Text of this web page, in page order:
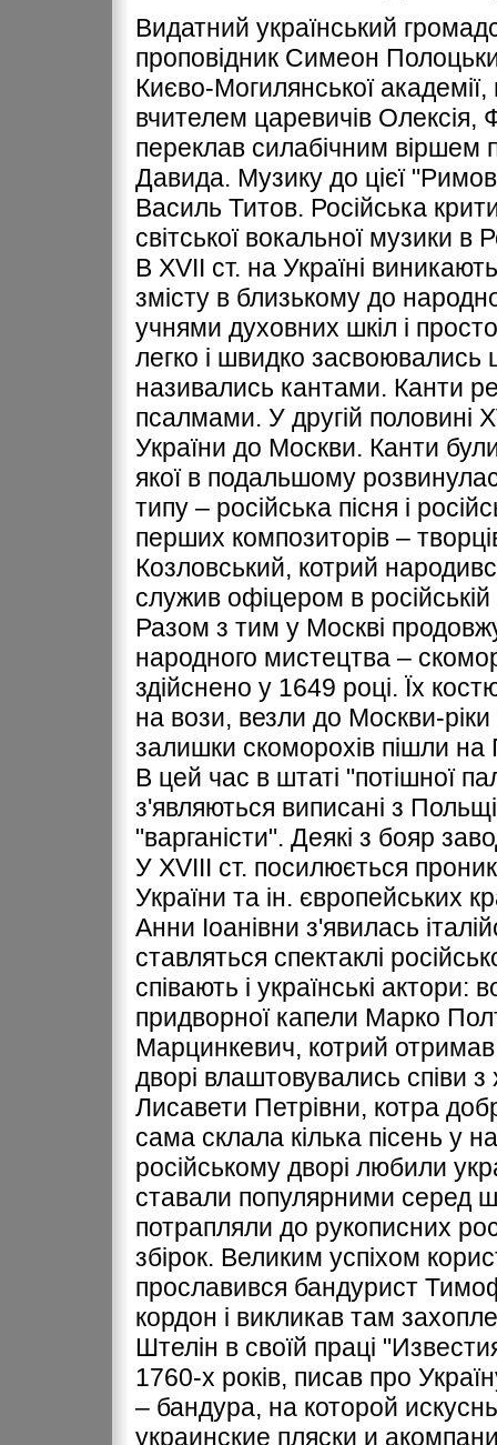
Видатний український
проповідник Симеон
Києво-Могилянської
вчителем царевичів Олексія,
переклав силабічним віршем
Давида. Музику до цієї
Василь Титов. Російська
світської вокальної музики в
В ХVІІ ст. на Україні
змісту в близькому до
учнями духовних шкіл і
легко і швидко
називались кантами. Канти
псалмами. У другій половині
України до Москви. Канти
якої в подальшому
типу – російська пісня і
перших композиторів –
Козловський, котрий
служив офіцером в
Разом з тим у Москві
народного мистецтва –
здійснено у 1649 році. Їх
на вози, везли до Москви-
залишки скоморохів пішли на
В цей час в штаті "потішної
з'являються виписані з Польщі
"варганісти". Деякі з бояр
У ХVІІI ст. посилюється
України та ін. європейських
Анни Іоанівни з'явилась
ставляться спектаклі
співають і українські
придворної капели Марко
Марцинкевич, котрий отримав
дворі влаштовувались співи
Лисавети Петрівни, котра
сама склала кілька пісень у
російському дворі любили
ставали популярними серед
потрапляли до рукописних
збірок. Великим успіхом
прославився бандурист
кордон і викликав там
Штелін в своїй праці
1760-х років, писав про
– бандура, на которой
украинские пляски и